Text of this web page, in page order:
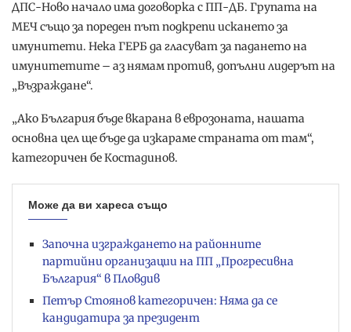
ДПС-Ново начало има договорка с ПП-ДБ. Групата на
МЕЧ също за пореден път подкрепи искането за
имунитети. Нека ГЕРБ да гласуват за падането на
имунитетите – аз нямам против, допълни лидерът на
„Възраждане“.
„Ако България бъде вкарана в еврозоната, нашата
основна цел ще бъде да изкараме страната от там“,
категоричен бе Костадинов.
Може да ви хареса също
Започна изграждането на районните
партийни организации на ПП „Прогресивна
България“ в Пловдив
Петър Стоянов категоричен: Няма да се
кандидатира за президент